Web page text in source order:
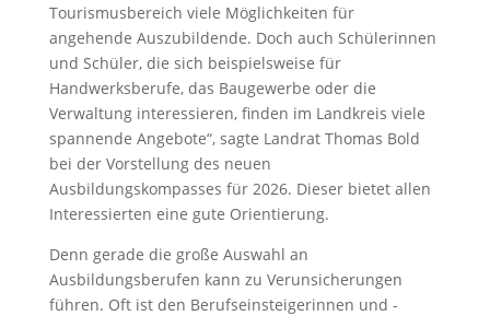
Tourismusbereich viele Möglichkeiten für
angehende Auszubildende. Doch auch Schülerinnen
und Schüler, die sich beispielsweise für
Handwerksberufe, das Baugewerbe oder die
Verwaltung interessieren, finden im Landkreis viele
spannende Angebote“, sagte Landrat Thomas Bold
bei der Vorstellung des neuen
Ausbildungskompasses für 2026. Dieser bietet allen
Interessierten eine gute Orientierung.
Denn gerade die große Auswahl an
Ausbildungsberufen kann zu Verunsicherungen
führen. Oft ist den Berufseinsteigerinnen und -